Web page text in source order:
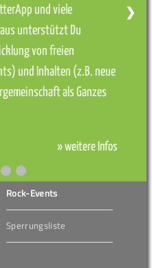
und viele
unterstützt Du
von freien
und Inhalten (z.B. neue
als Ganzes
» weitere Infos
❯
Rock-Events
Sperrungsliste